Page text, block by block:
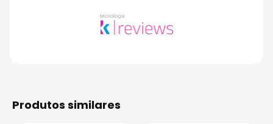
produtos similares